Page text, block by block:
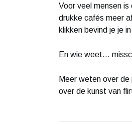
Voor veel mensen
drukke cafés meer
klikken bevind je je
En wie weet…
Meer weten over
over de kunst van